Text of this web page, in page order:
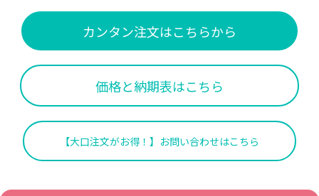
カンタン注文はこちらから
価格と納期表はこちら
【大口注文がお得！】お問い合わせはこちら